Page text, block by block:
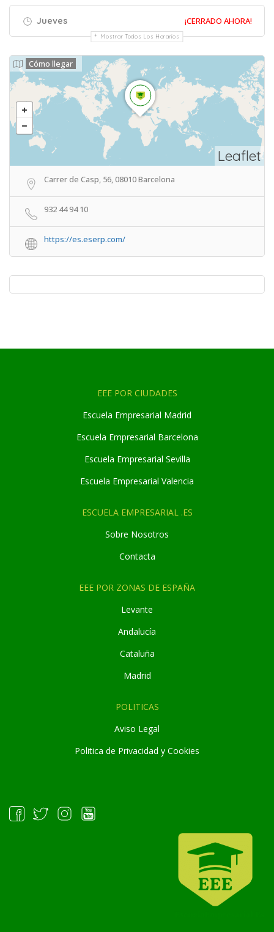
Jueves ¡CERRADO AHORA!
Mostrar Todos Los Horarios
Leaflet
Cómo llegar
Carrer de Casp, 56, 08010 Barcelona
932 44 94 10
https://es.eserp.com/
EEE POR CIUDADES
Escuela Empresarial Madrid
Escuela Empresarial Barcelona
Escuela Empresarial Sevilla
Escuela Empresarial Valencia
ESCUELA EMPRESARIAL .ES
Sobre Nosotros
Contacta
EEE POR ZONAS DE ESPAÑA
Levante
Andalucía
Cataluña
Madrid
POLITICAS
Aviso Legal
Politica de Privacidad y Cookies